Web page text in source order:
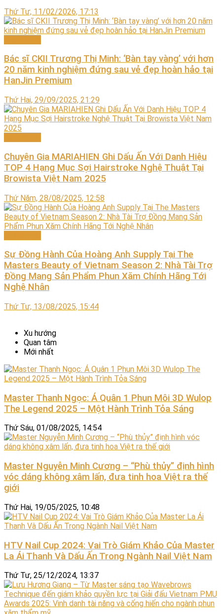
Thứ Tư, 11/02/2026, 17:13
Bác sĩ CKII Trương Thị Minh: ‘Bàn tay vàng’ với hơn
20 năm kinh nghiệm đứng sau vẻ đẹp hoàn hảo tại
HanJin Premium
Thứ Hai, 29/09/2025, 21:29
Chuyên Gia MARIAHIEN Ghi Dấu Ấn Với Danh Hiệu
TOP 4 Hạng Mục Sợi Hairstroke Nghệ Thuật Tại
Browista Việt Nam 2025
Thứ Năm, 28/08/2025, 12:58
Sự Đồng Hành Của Hoàng Anh Supply Tại The
Masters Beauty of Vietnam Season 2: Nhà Tài Trợ
Đồng Mang Sản Phẩm Phun Xăm Chính Hãng Tới
Nghệ Nhân
Thứ Tư, 13/08/2025, 15:44
Xu hướng
Quan tâm
Mới nhất
Master Thanh Ngọc: Á Quân 1 Phun Môi 3D Wulop
The Legend 2025 – Một Hành Trình Tỏa Sáng
Thứ Sáu, 01/08/2025, 14:54
Master Nguyễn Minh Cương – “Phù thủy” định hình
vóc dáng không xâm lấn, đưa tinh hoa Việt ra thế
giới
Thứ Hai, 19/05/2025, 10:48
HTV Nail Cup 2024: Vai Trò Giám Khảo Của Master
La Ái Thanh Và Dấu Ấn Trong Ngành Nail Việt Nam
Thứ Tư, 25/12/2024, 13:37